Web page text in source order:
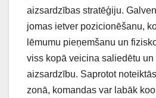
aizsardzības stratēģiju.
jomas ietver pozicionēšanu,
lēmumu pieņemšanu un
viss kopā veicina saliedētu un
aizsardzību. Saprotot noteiktās
zonā, komandas var labāk